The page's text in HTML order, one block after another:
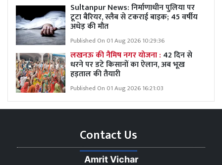
Sultanpur News: निर्माणाधीन पुलिया पर
टूटा बैरियर, स्लैब से टकराई बाइक; 45 वर्षीय
अधेड़ की मौत
Published On 01 Aug 2026 10:29:36
लखनऊ की नैमिष नगर योजना : 42 दिन से
धरने पर डटे किसानों का ऐलान, अब भूख
हड़ताल की तैयारी
Published On 01 Aug 2026 16:21:03
Contact Us
Amrit Vichar